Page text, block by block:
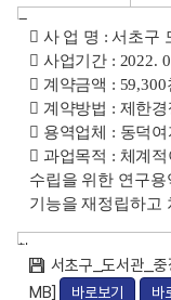
보
보
기
글
󰏚 사 업 명 : 서초구
󰏚 사업기간 : 2022.
󰏚 계약금액 :
󰏚 계약방법 : 제한
󰏚 용역업체 : 동덕
󰏚 과업목적 : 체계
수립을 위한 연구
기능을 재정립하고
첨
서초구_도서관_
MB]
바로보기 바